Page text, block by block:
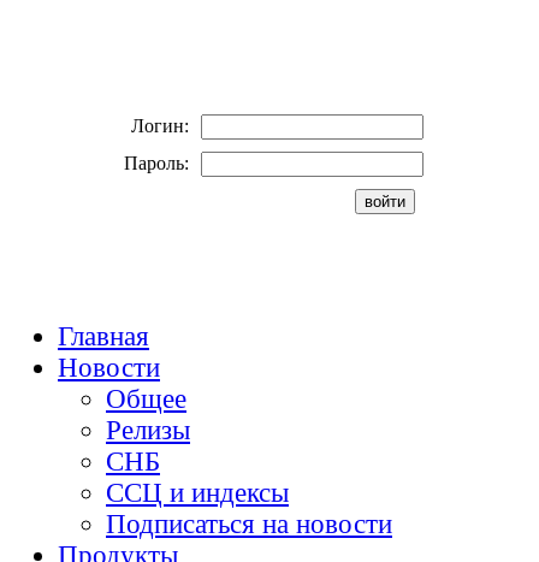
Логин:
Пароль:
Главная
Новости
Общее
Релизы
СНБ
ССЦ и индексы
Подписаться на новости
Продукты